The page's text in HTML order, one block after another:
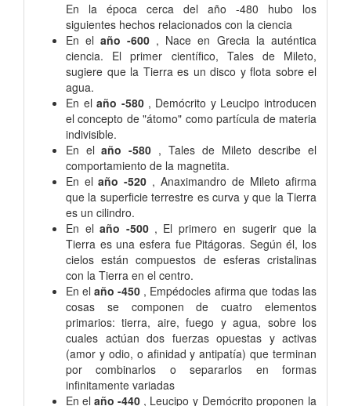
En la época cerca del año -480 hubo los
siguientes hechos relacionados con la ciencia
En el año -600 , Nace en Grecia la auténtica
ciencia. El primer científico, Tales de Mileto,
sugiere que la Tierra es un disco y flota sobre el
agua.
En el año -580 , Demócrito y Leucipo introducen
el concepto de "átomo" como partícula de materia
indivisible.
En el año -580 , Tales de Mileto describe el
comportamiento de la magnetita.
En el año -520 , Anaximandro de Mileto afirma
que la superficie terrestre es curva y que la Tierra
es un cilindro.
En el año -500 , El primero en sugerir que la
Tierra es una esfera fue Pitágoras. Según él, los
cielos están compuestos de esferas cristalinas
con la Tierra en el centro.
En el año -450 , Empédocles afirma que todas las
cosas se componen de cuatro elementos
primarios: tierra, aire, fuego y agua, sobre los
cuales actúan dos fuerzas opuestas y activas
(amor y odio, o afinidad y antipatía) que terminan
por combinarlos o separarlos en formas
infinitamente variadas
En el año -440 , Leucipo y Demócrito proponen la